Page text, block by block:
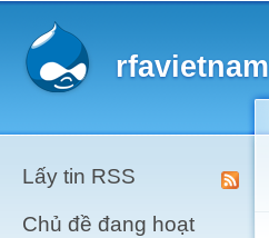
rfavietnam
Lấy tin RSS
Chủ đề đang hoạt